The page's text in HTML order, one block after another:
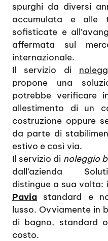
spurghi da diversi
accumulata e alle
sofisticate e
affermata sul
internazionale.
Il servizio di
propone una
potrebbe verificare
allestimento di un
costruzione oppure
da parte di
estivo e così via.
Il servizio di noleggio
dall’azienda
distingue a sua volta:
Pavia standard e
lusso. Ovviamente in
di bagno, standard
costo.